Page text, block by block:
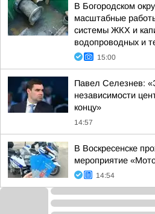
В Богородском
масштабные
системы ЖКХ и
водопроводных и
15:00
Павел Селезнев:
независимости
концу»
14:57
В Воскресенске
мероприятие
14:54